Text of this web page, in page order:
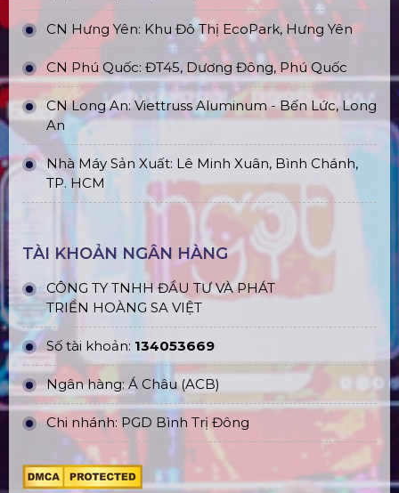
CN Hưng Yên: Khu Đô Thị EcoPark, Hưng Yên
CN Phú Quốc: ĐT45, Dương Đông, Phú Quốc
CN Long An: Viettruss Aluminum - Bến Lức, Long
An
Nhà Máy Sản Xuất: Lê Minh Xuân, Bình Chánh,
TP. HCM
TÀI KHOẢN NGÂN HÀNG
CÔNG TY TNHH ĐẦU TƯ VÀ PHÁT
TRIỂN HOÀNG SA VIỆT
Số tài khoản: 134053669
Ngân hàng: Á Châu (ACB)
Chi nhánh: PGD Bình Trị Đông